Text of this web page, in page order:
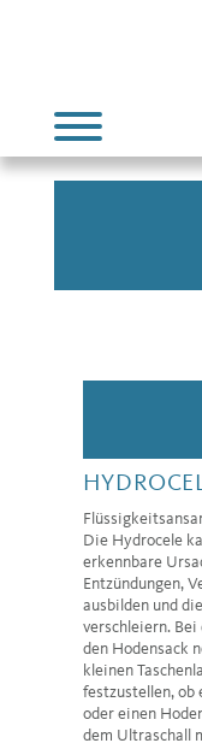
Die Hydrocele
erkennbare
Entzündungen,
ausbilden und
verschleiern.
den Hodensack
kleinen
festzustellen, ob
oder einen
dem Ultraschall